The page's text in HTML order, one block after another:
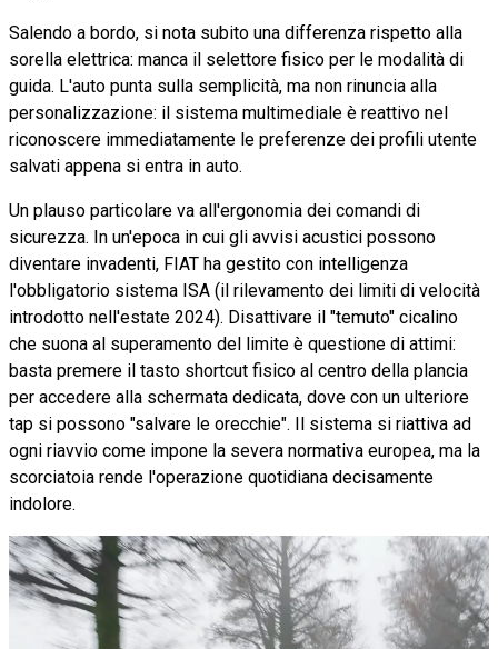
Salendo a bordo, si nota subito una differenza rispetto alla
sorella elettrica: manca il selettore fisico per le modalità di
guida. L'auto punta sulla semplicità, ma non rinuncia alla
personalizzazione: il sistema multimediale è reattivo nel
riconoscere immediatamente le preferenze dei profili utente
salvati appena si entra in auto.
Un plauso particolare va all'ergonomia dei comandi di
sicurezza. In un'epoca in cui gli avvisi acustici possono
diventare invadenti, FIAT ha gestito con intelligenza
l'obbligatorio sistema ISA (il rilevamento dei limiti di velocità
introdotto nell'estate 2024). Disattivare il "temuto" cicalino
che suona al superamento del limite è questione di attimi:
basta premere il tasto shortcut fisico al centro della plancia
per accedere alla schermata dedicata, dove con un ulteriore
tap si possono "salvare le orecchie". Il sistema si riattiva ad
ogni riavvio come impone la severa normativa europea, ma la
scorciatoia rende l'operazione quotidiana decisamente
indolore.